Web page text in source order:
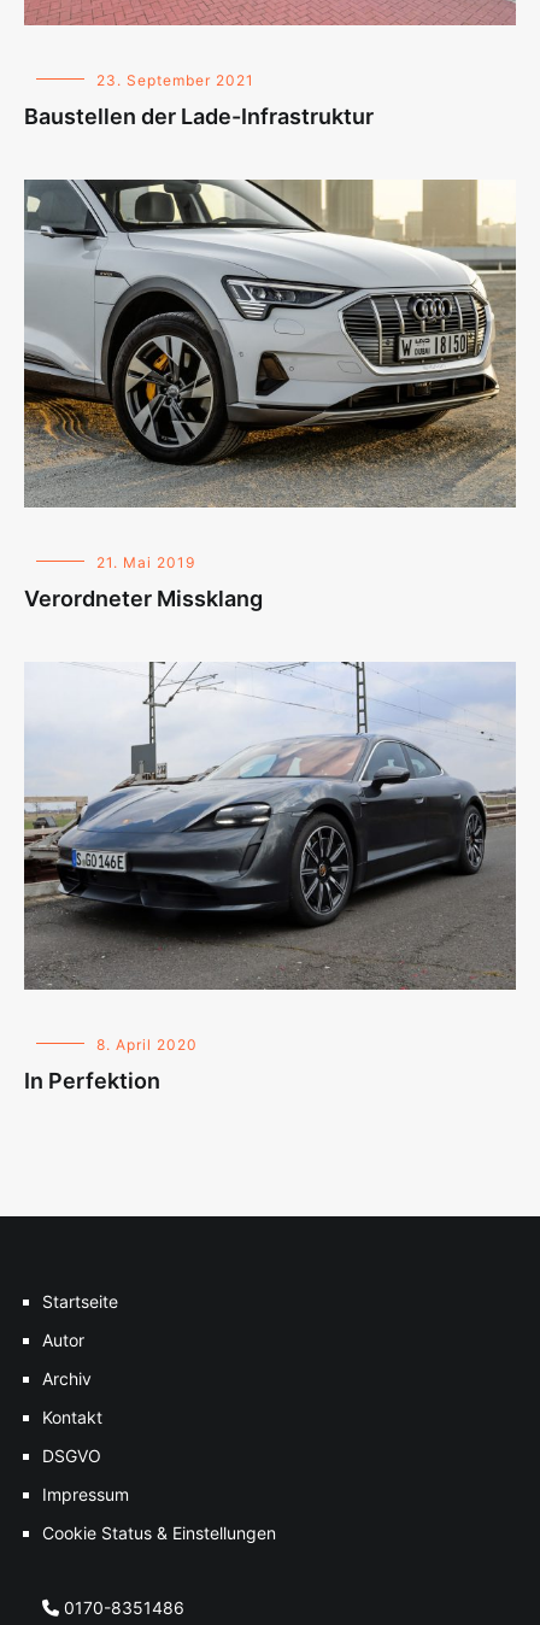
23. September 2021
Baustellen der Lade-Infrastruktur
21. Mai 2019
Verordneter Missklang
8. April 2020
In Perfektion
Startseite
Autor
Archiv
Kontakt
DSGVO
Impressum
Cookie Status & Einstellungen
0170-8351486